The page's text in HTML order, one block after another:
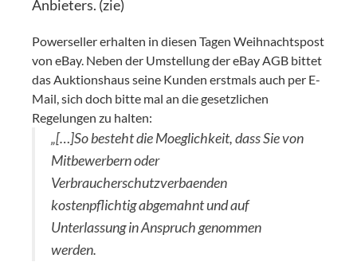
Anbieters. (zie)
Powerseller erhalten in diesen Tagen Weihnachtspost
von eBay. Neben der Umstellung der eBay AGB bittet
das Auktionshaus seine Kunden erstmals auch per E-
Mail, sich doch bitte mal an die gesetzlichen
Regelungen zu halten:
„[…]So besteht die Moeglichkeit, dass Sie von
Mitbewerbern oder
Verbraucherschutzverbaenden
kostenpflichtig abgemahnt und auf
Unterlassung in Anspruch genommen
werden.